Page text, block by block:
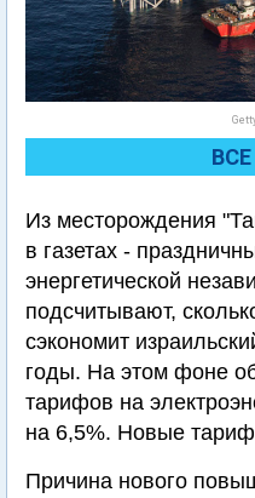
Из месторождения
в газетах -
энергетической
подсчитывают,
сэкономит
годы. На этом фоне
тарифов на
на 6,5%. Новые
Причина нового